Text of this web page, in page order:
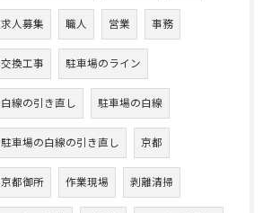
求人募集 職人 営業 事務
交換工事 駐車場のライン
白線の引き直し 駐車場の白線
駐車場の白線の引き直し 京都
京都御所 作業現場 剥離清掃